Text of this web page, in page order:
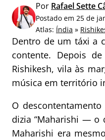
a
r
p
o
r
:
Por Rafael Sette
Postado em 25 de
Atlas: Índia »
Dentro de um táxi a
contente. Depois
Rishikesh, vila às
música em território
O
dizia “Maharishi — o
Maharishi era